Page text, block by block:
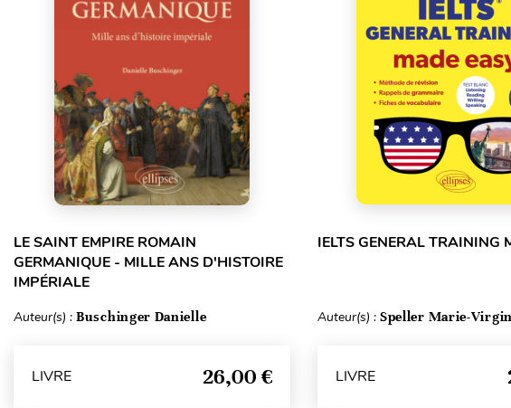
LE SAINT EMPIRE ROMAIN
GERMANIQUE - MILLE ANS D'HISTOIRE
IMPÉRIALE
Auteur(s) : Buschinger Danielle
LIVRE 26,00 €
IELTS GENERAL TRAINING
Auteur(s) : Speller Marie-
LIVRE